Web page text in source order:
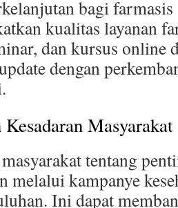
bagi
kualitas layanan
dan kursus online
dengan
Masyarakat
tentang
melalui kampanye
Ini dapat